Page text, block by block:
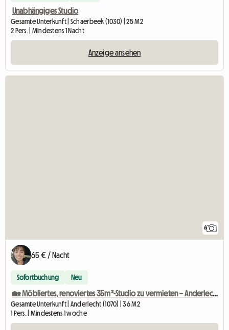
Unabhängiges Studio
Gesamte Unterkunft | Schaerbeek (1030) | 25 M2
2 Pers. | Mindestens 1 Nacht
Anzeige ansehen
6
65 € / Nacht
Sofortbuchung Neu
🏡 Möbliertes, renoviertes 35m²-Studio zu vermieten – Anderlecht
Gesamte Unterkunft | Anderlecht (1070) | 36 M2
1 Pers. | Mindestens 1 woche